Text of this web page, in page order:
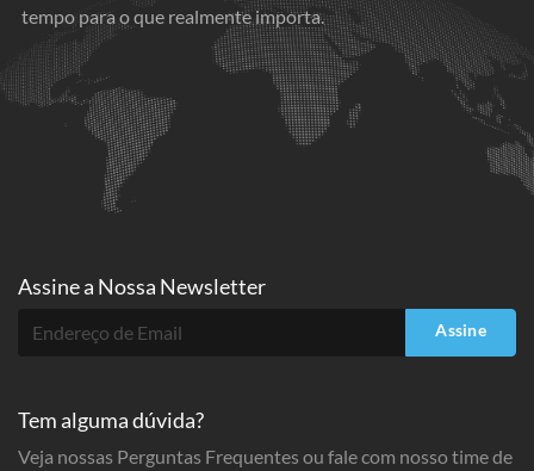
tempo para o que realmente importa.
Assine a Nossa Newsletter
Assine
Tem alguma dúvida?
Veja nossas Perguntas Frequentes ou fale com nosso time de